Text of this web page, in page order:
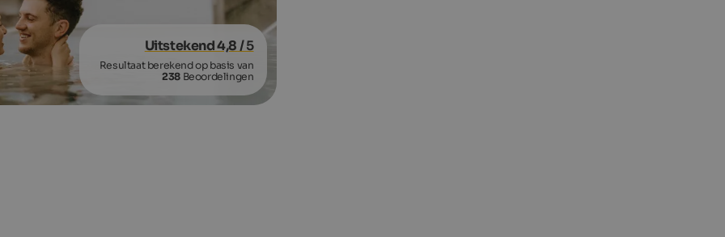
Uitstekend 4,8/ 5
Resultaat berekend op basis van
238 Beoordelingen